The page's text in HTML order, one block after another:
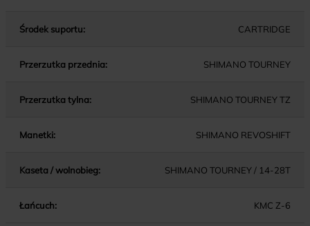
Środek suportu: CARTRIDGE
Przerzutka przednia: SHIMANO TOURNEY
Przerzutka tylna: SHIMANO TOURNEY TZ
Manetki: SHIMANO REVOSHIFT
Kaseta / wolnobieg: SHIMANO TOURNEY / 14-28T
Łańcuch: KMC Z-6